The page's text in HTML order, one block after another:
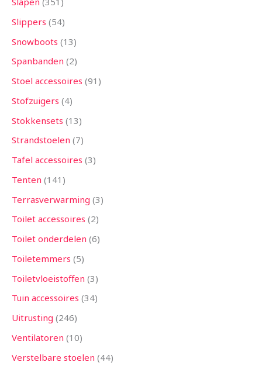
Slippers 54
Snowboots 13
Spanbanden 2
Stoel accessoires 91
Stofzuigers 4
Stokkensets 13
Strandstoelen 7
Tafel accessoires 3
Tenten 141
Terrasverwarming 3
Toilet accessoires 2
Toilet onderdelen 6
Toiletemmers 5
Toiletvloeistoffen 3
Tuin accessoires 34
Uitrusting 246
Ventilatoren 10
Verstelbare stoelen 44